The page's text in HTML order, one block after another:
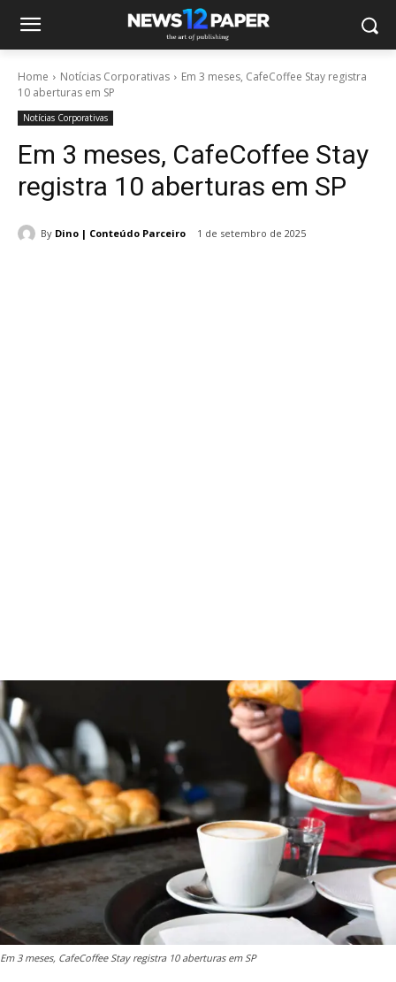
Home Notícias Corporativas
Em 3 meses, CafeCoffee Stay registra
10 aberturas em SP
Notícias Corporativas
Em 3 meses, CafeCoffee Stay
registra 10 aberturas em SP
By Dino | Conteúdo Parceiro 1 de setembro de 2025
Em 3 meses, CafeCoffee Stay registra 10 aberturas em SP